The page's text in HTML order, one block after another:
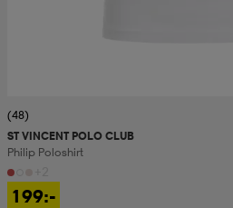
(48)
ST VINCENT POLO CLUB
Philip Poloshirt
199:-